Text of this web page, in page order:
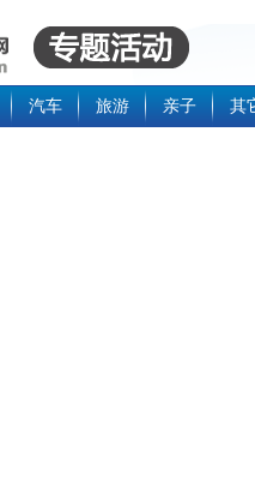
汽车 旅游 亲子 其